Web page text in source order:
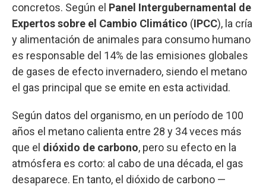
concretos. Según el Panel Intergubernamental de
Expertos sobre el Cambio Climático (IPCC), la cría
y alimentación de animales para consumo humano
es responsable del 14% de las emisiones globales
de gases de efecto invernadero, siendo el metano
el gas principal que se emite en esta actividad.
Según datos del organismo, en un período de 100
años el metano calienta entre 28 y 34 veces más
que el dióxido de carbono, pero su efecto en la
atmósfera es corto: al cabo de una década, el gas
desaparece. En tanto, el dióxido de carbono —